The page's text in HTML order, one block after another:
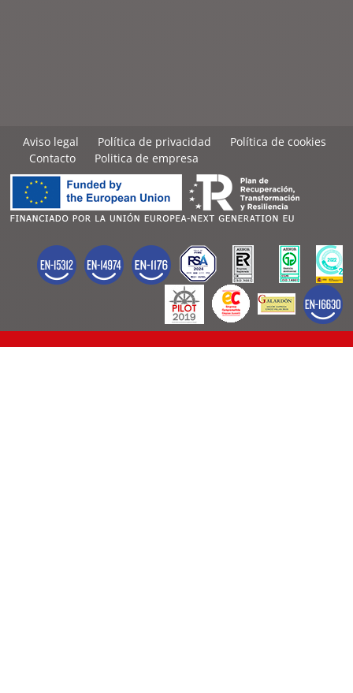
Aviso legal Política de privacidad
Política de cookies
Contacto
Politica de empresa